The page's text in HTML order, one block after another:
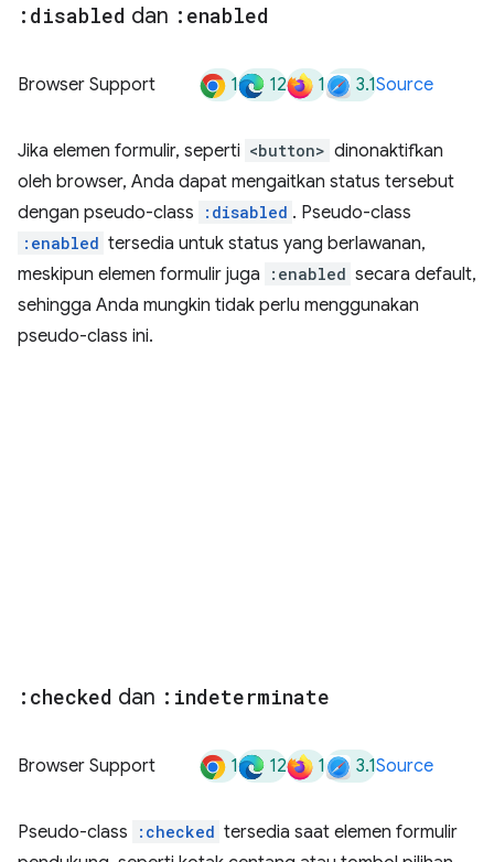
:disabled dan :enabled
Browser Support 1 12 1 3.1Source
Jika elemen formulir, seperti <button> dinonaktifkan
oleh browser, Anda dapat mengaitkan status tersebut
dengan pseudo-class
:disabled . Pseudo-class
:enabled tersedia untuk status yang berlawanan,
meskipun elemen formulir juga
:enabled secara default,
sehingga Anda mungkin tidak perlu menggunakan
pseudo-class ini.
:checked dan :indeterminate
Browser Support 1 12 1 3.1Source
Pseudo-class :checked tersedia saat elemen formulir